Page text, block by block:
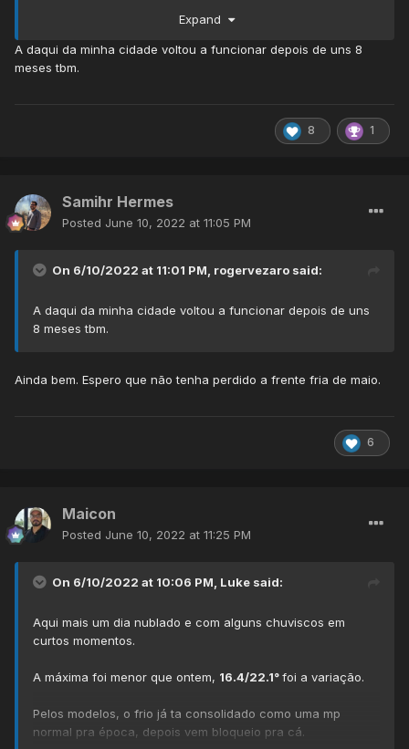
resolveram cutucar o INMET pra ajeitar as estações.
🙏
Expand
A daqui da minha cidade voltou a funcionar depois de uns 8
meses tbm.
8 1
Samihr Hermes
Posted June 10, 2022 at 11:05 PM
On 6/10/2022 at 11:01 PM, rogervezaro said:
A daqui da minha cidade voltou a funcionar depois de uns
8 meses tbm.
Ainda bem. Espero que não tenha perdido a frente fria de maio.
6
Maicon
Posted June 10, 2022 at 11:25 PM
On 6/10/2022 at 10:06 PM, Luke said:
Aqui mais um dia nublado e com alguns chuviscos em
curtos momentos.
A máxima foi menor que ontem, 16.4/22.1°foi a variação.
Pelos modelos, o frio já ta consolidado como uma mp
normal pra época, depois vem bloqueio pra cá.